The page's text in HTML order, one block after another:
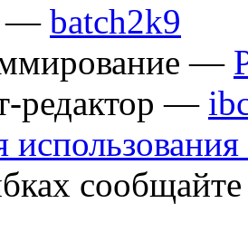
— batch2k9
—
редактор —
использования